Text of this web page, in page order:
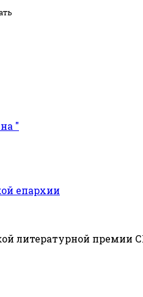
"
епархии
литературной премии